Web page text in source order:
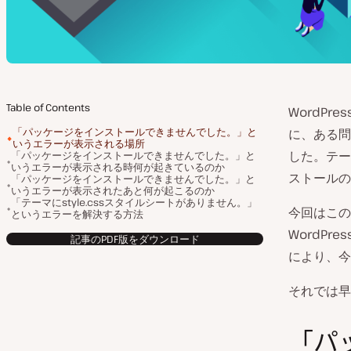
Table of Contents
「パッケージをインストールできませんでした。」と
いうエラーが表示される場所
「パッケージをインストールできませんでした。」と
いうエラーが表示される時何が起きているのか
「パッケージをインストールできませんでした。」と
いうエラーが表示されたあと何が起こるのか
「テーマにstyle.cssスタイルシートがありません。」
というエラーを解決する方法
記事のPDF版をダウンロード
に、ある
した。テ
ストール
今回はこ
により、
それでは
「